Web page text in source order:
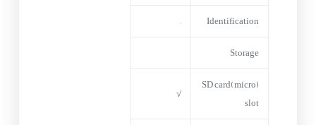
Identification
–
Storage
(micro)SD card
slot
√